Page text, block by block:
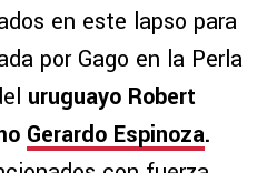
en este lapso para
por Gago en la Perla
uruguayo Robert
Gerardo Espinoza.